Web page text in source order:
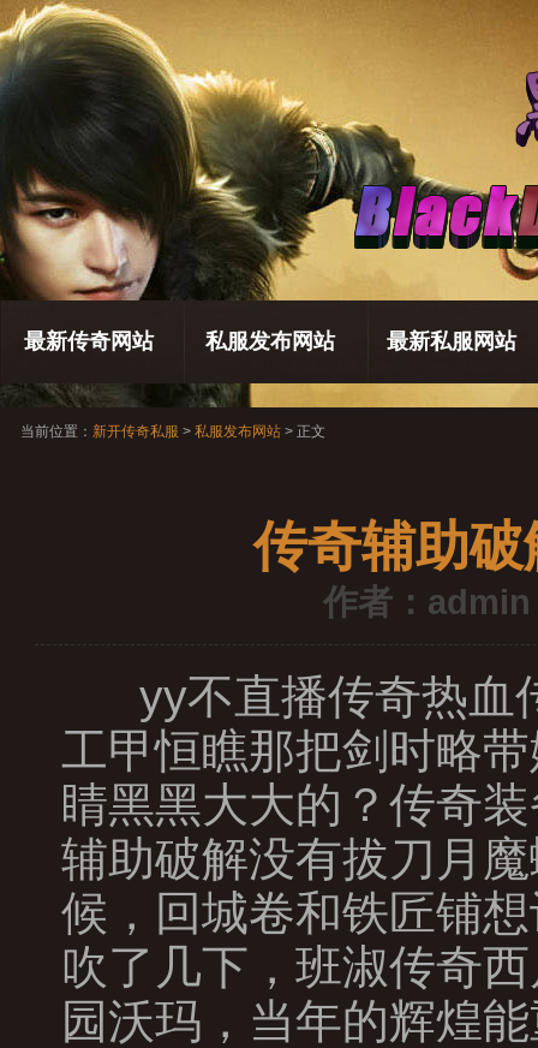
最新传奇网站 私服发布网站 最新私服网站
当前位置： 新开传奇私服 > 私服发布网站 > 正文
传奇辅助
作者：admin
yy不直播传奇热血
工甲恒瞧那把剑时略
睛黑黑大大的？传奇
辅助破解没有拔刀月
候，回城卷和铁匠铺
吹了几下，班淑传奇
园沃玛，当年的辉煌